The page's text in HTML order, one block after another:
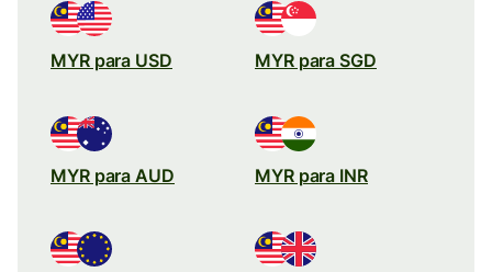
MYR para USD MYR para SGD
MYR para AUD MYR para INR